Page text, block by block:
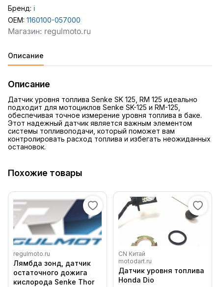
Бренд: ℹ️
OEM: 1160100-057000
Описание
Описание
Датчик уровня топлива Senke SK 125, RM 125 идеально
подходит для мотоциклов Senke SK-125 и RM-125,
обеспечивая точное измерение уровня топлива в баке.
Этот надежный датчик является важным элементом
системы топливоподачи, который поможет вам
контролировать расход топлива и избегать неожиданных
остановок.
Похожие товары
regulmoto.ru
Лямбда зонд, датчик
остаточного дожига
кислорода Senke Thor
CN Китай
motodart.ru
Датчик уровня топлива
Honda Dio